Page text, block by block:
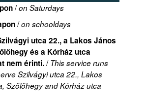
/on Saturdays
/on schooldays
utca 22., a Lakos János
és a Kórház utca
nem érinti./This service runs
Szilvágyi utca 22., Lakos
Szőlőhegy and Kórház utca